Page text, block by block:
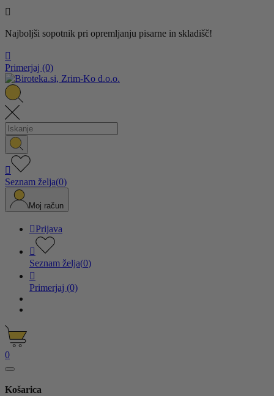

Najboljši sopotnik pri opremljanju pisarne in skladišč!

Primerjaj (0)

Seznam želja(0)
Moj račun
Prijava

Seznam želja(0)

Primerjaj (0)
0
Košarica